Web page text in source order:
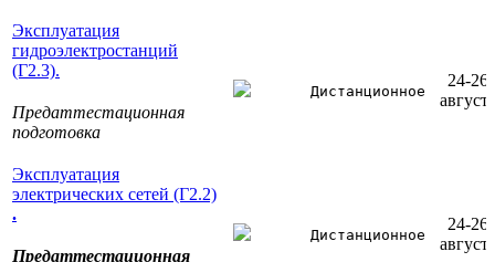
Эксплуатация
гидроэлектростанций
(Г2.3).
Предаттестационная
подготовка
Дистанционное
24-26
августа
Эксплуатация
электрических сетей (Г2.2)
.
Предаттестационная
Дистанционное
24-26
августа